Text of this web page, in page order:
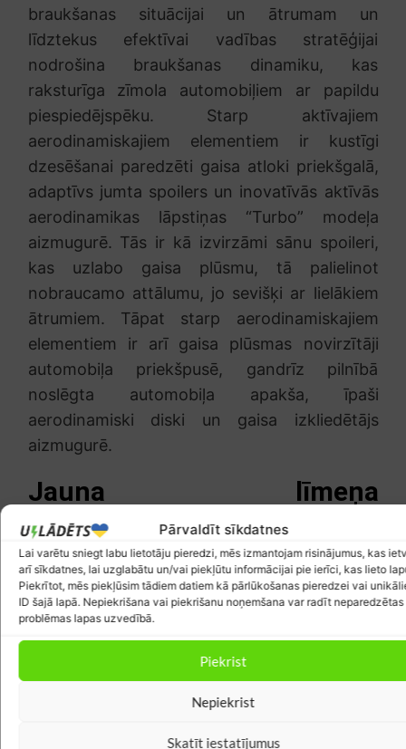
Pārvaldīt sīkdatnes
Lai varētu sniegt labu lietotāju pieredzi, mēs izmantojam risinājumus, kas
arī sīkdatnes, lai uzglabātu un/vai piekļūtu informācijai pie ierīci, kas lieto
Piekrītot, mēs piekļūsim tādiem datiem kā pārlūkošanas pieredzei vai
ID šajā lapā. Nepiekrišana vai piekrišanu noņemšana var radīt neparedzētas
problēmas lapas uzvedībā.
Piekrist
Nepiekrist
Skatīt iestatījumus
braukšanas situācijai un ātrumam un
līdztekus efektīvai vadības stratēģijai
nodrošina braukšanas dinamiku, kas
raksturīga zīmola automobiļiem ar papildu
piespiedējspēku. Starp aktīvajiem
aerodinamiskajiem elementiem ir kustīgi
dzesēšanai paredzēti gaisa atloki priekšgalā,
adaptīvs jumta spoilers un inovatīvās aktīvās
aerodinamikas lāpstiņas “Turbo” modeļa
aizmugurē. Tās ir kā izvirzāmi sānu spoileri,
kas uzlabo gaisa plūsmu, tā palielinot
nobraucamo attālumu, jo sevišķi ar lielākiem
ātrumiem. Tāpat starp aerodinamiskajiem
elementiem ir arī gaisa plūsmas novirzītāji
automobiļa priekšpusē, gandrīz pilnībā
noslēgta automobiļa apakša, īpaši
aerodinamiski diski un gaisa izkliedētājs
aizmugurē.
Jauna līmeņa
izmantojamība, komforts
un individualitāte
Jaunais “Cayenne Electric” ir par 55
milimetriem garāks nekā modelis ar
garš, 1980 mm plats un 1674 mm augsts.
Lielākā atšķirība ir garenbāzē (3023 mm), kas